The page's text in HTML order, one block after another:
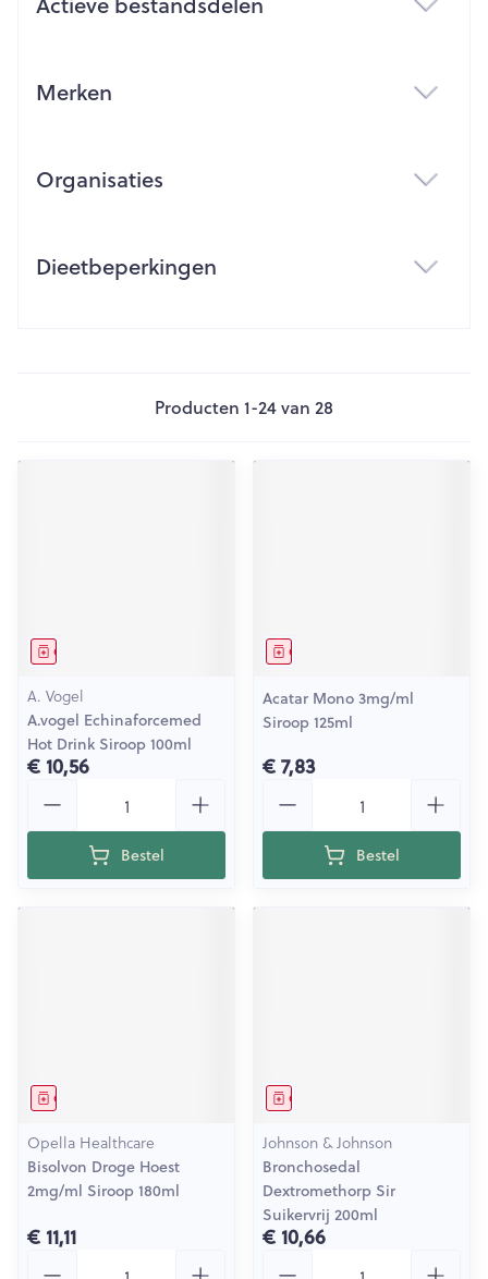
Merken
Organisaties
Dieetbeperkingen
Producten 1-24van 28
Geneesmiddel
A. Vogel
A.vogel Echinaforcemed
Hot Drink Siroop 100ml
€ 10,56
Bestel
Geneesmiddel
Acatar Mono 3mg/ml
Siroop 125ml
€ 7,83
Bestel
Geneesmiddel
Opella Healthcare
Bisolvon Droge Hoest
2mg/ml Siroop 180ml
€ 11,11
Geneesmiddel
Johnson & Johnson
Bronchosedal
Dextromethorp Sir
Suikervrij 200ml
€ 10,66